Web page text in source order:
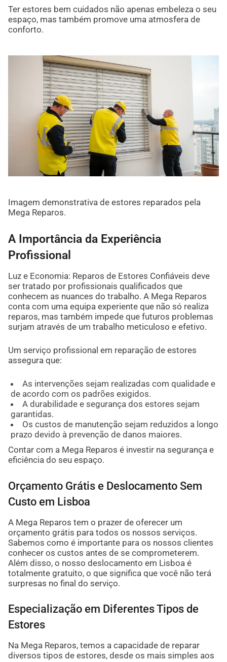
Ter estores bem cuidados não apenas embeleza o seu
espaço, mas também promove uma atmosfera de
conforto.
Imagem demonstrativa de estores reparados pela
Mega Reparos.
A Importância da Experiência
Profissional
Luz e Economia: Reparos de Estores Confiáveis deve
ser tratado por profissionais qualificados que
conhecem as nuances do trabalho. A Mega Reparos
conta com uma equipa experiente que não só realiza
reparos, mas também impede que futuros problemas
surjam através de um trabalho meticuloso e efetivo.
Um serviço profissional em reparação de estores
assegura que:
As intervenções sejam realizadas com qualidade e
de acordo com os padrões exigidos.
A durabilidade e segurança dos estores sejam
garantidas.
Os custos de manutenção sejam reduzidos a longo
prazo devido à prevenção de danos maiores.
Contar com a Mega Reparos é investir na segurança e
eficiência do seu espaço.
Orçamento Grátis e Deslocamento Sem
Custo em Lisboa
A Mega Reparos tem o prazer de oferecer um
orçamento grátis para todos os nossos serviços.
Sabemos como é importante para os nossos clientes
conhecer os custos antes de se comprometerem.
Além disso, o nosso deslocamento em Lisboa é
totalmente gratuito, o que significa que você não terá
surpresas no final do serviço.
Especialização em Diferentes Tipos de
Estores
Na Mega Reparos, temos a capacidade de reparar
diversos tipos de estores, desde os mais simples aos